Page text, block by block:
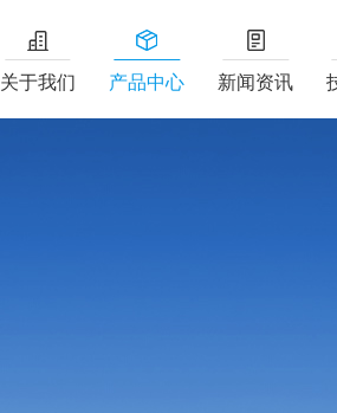
关于我们 产品中心 新闻资讯